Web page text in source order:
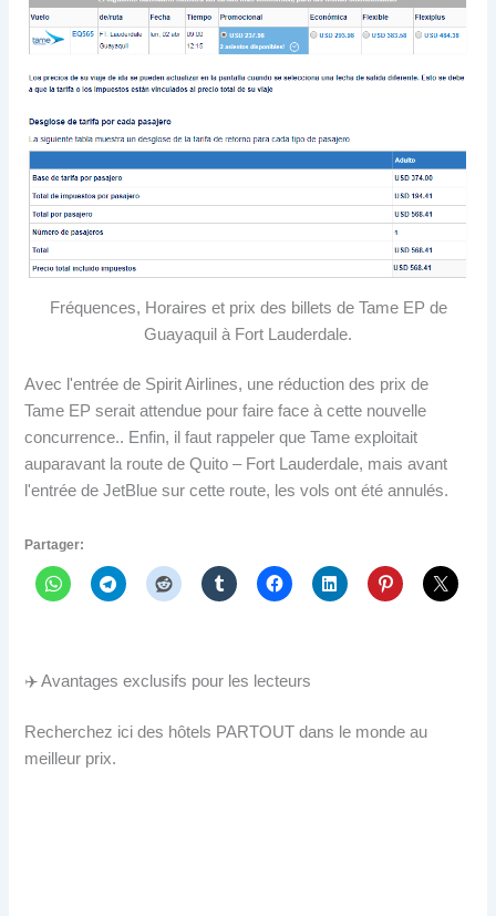
Fréquences, Horaires et prix des billets de Tame EP de
Guayaquil à Fort Lauderdale.
Avec l'entrée de Spirit Airlines, une réduction des prix de
Tame EP serait attendue pour faire face à cette nouvelle
concurrence.. Enfin, il faut rappeler que Tame exploitait
auparavant la route de Quito – Fort Lauderdale, mais avant
l'entrée de JetBlue sur cette route, les vols ont été annulés.
Partager:
✈️ Avantages exclusifs pour les lecteurs
Recherchez ici des hôtels PARTOUT dans le monde au
meilleur prix.